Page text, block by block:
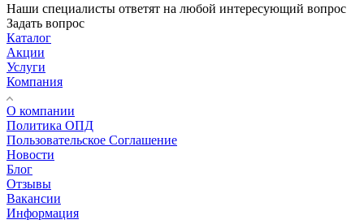
Наши специалисты ответят на любой интересующий вопрос
Задать вопрос
Каталог
Акции
Услуги
Компания
О компании
Политика ОПД
Пользовательское Соглашение
Новости
Блог
Отзывы
Вакансии
Информация